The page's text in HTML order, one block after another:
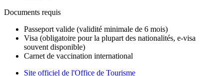
Documents requis
Passeport valide (validité minimale de 6 mois)
Visa (obligatoire pour la plupart des nationalités, e-visa
souvent disponible)
Carnet de vaccination international
Site officiel de l'Office de Tourisme